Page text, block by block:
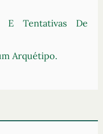
E Tentativas De
Arquétipo.